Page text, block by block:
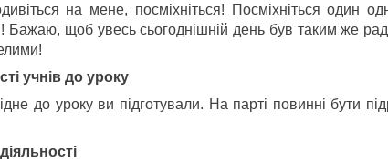
на мене, посміхніться! Посміхніться один
Бажаю, щоб увесь сьогоднішній день був таким же
учнів до уроку
до уроку ви підготували. На парті повинні бути